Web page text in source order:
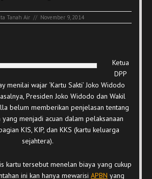
Tanah Air // November 9, 2014
Ketua
DPP
menilai wajar ‘Kartu Sakti’ Joko Widodo
Presiden Joko Widodo dan Wakil
belum memberikan penjelasan tentang
yang menjadi acuan dalam pelaksanaan
KIS, KIP, dan KKS (kartu keluarga
sejahtera).
kartu tersebut menelan biaya yang cukup
ini kan hanya mewarisi APBN yang